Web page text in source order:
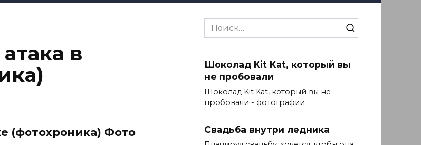
в
(фотохроника) Фото
Search
for:
Шоколад Kit Kat, который вы
не пробовали
Шоколад Kit Kat, который вы не
пробовали - фотографии
Свадьба внутри ледника